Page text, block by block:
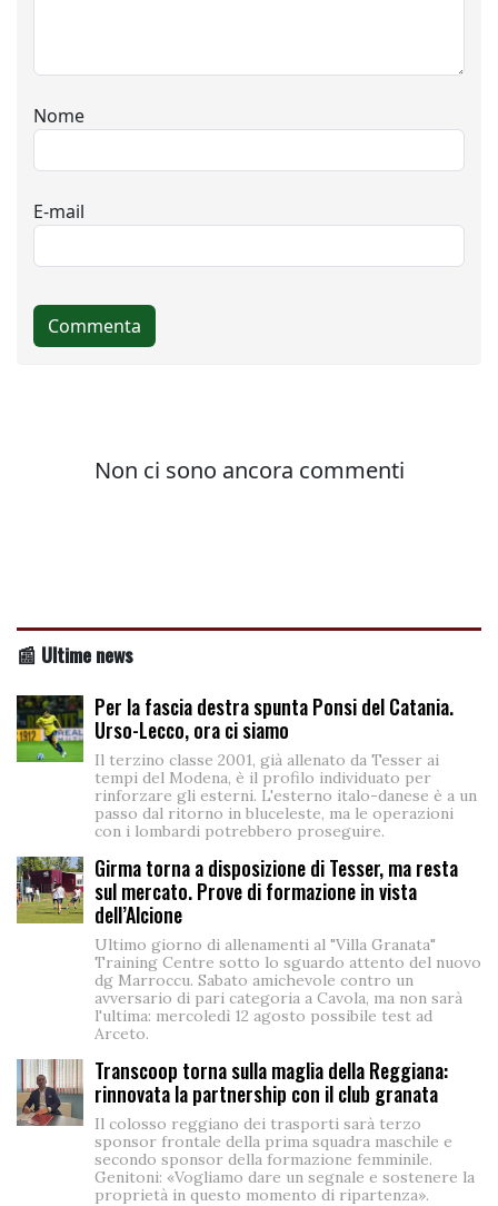
📰 Ultime news
Per la fascia destra spunta Ponsi del Catania.
Urso-Lecco, ora ci siamo
Il terzino classe 2001, già allenato da Tesser ai
tempi del Modena, è il profilo individuato per
rinforzare gli esterni. L'esterno italo-danese è a un
passo dal ritorno in bluceleste, ma le operazioni
con i lombardi potrebbero proseguire.
Girma torna a disposizione di Tesser, ma resta
sul mercato. Prove di formazione in vista
dell’Alcione
Ultimo giorno di allenamenti al "Villa Granata"
Training Centre sotto lo sguardo attento del nuovo
dg Marroccu. Sabato amichevole contro un
avversario di pari categoria a Cavola, ma non sarà
l'ultima: mercoledì 12 agosto possibile test ad
Arceto.
Transcoop torna sulla maglia della Reggiana:
rinnovata la partnership con il club granata
Il colosso reggiano dei trasporti sarà terzo
sponsor frontale della prima squadra maschile e
secondo sponsor della formazione femminile.
Genitoni: «Vogliamo dare un segnale e sostenere la
proprietà in questo momento di ripartenza».